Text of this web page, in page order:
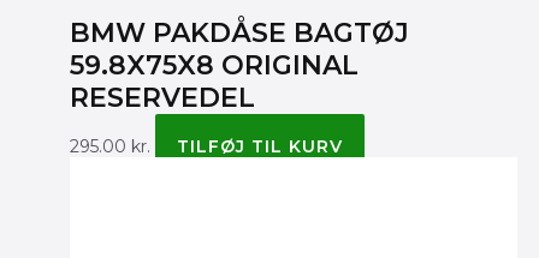
BMW PAKDÅSE BAGTØJ
59.8X75X8 ORIGINAL
RESERVEDEL
295.00 kr. TILFØJ TIL KURV